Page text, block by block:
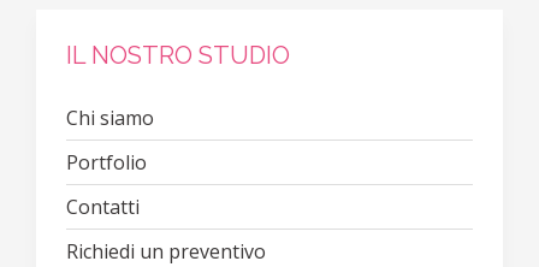
IL NOSTRO STUDIO
Chi siamo
Portfolio
Contatti
Richiedi un preventivo